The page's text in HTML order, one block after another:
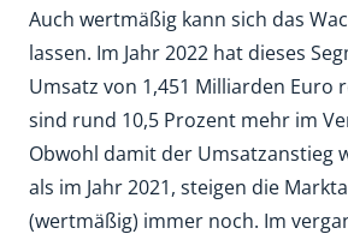
Auch wertmäßig kann sich das
lassen. Im Jahr 2022 hat dieses
Umsatz von 1,451 Milliarden Euro
sind rund 10,5 Prozent mehr im
Obwohl damit der Umsatzanstieg
als im Jahr 2021, steigen die
(wertmäßig) immer noch. Im